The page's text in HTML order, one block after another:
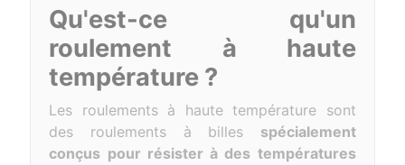
Qu'est-ce qu'un
roulement à haute
température ?
Les roulements à haute température sont
des roulements à billes spécialement
conçus pour résister à des températures